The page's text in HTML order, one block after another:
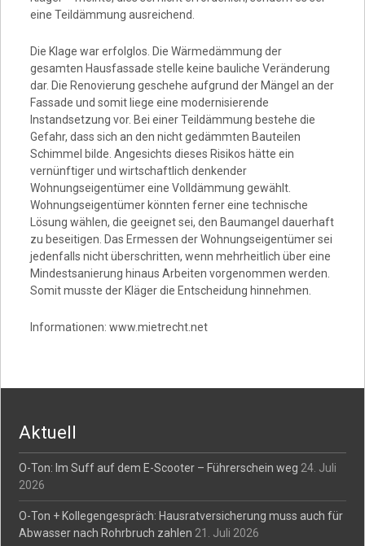
eine Teildämmung ausreichend.
Die Klage war erfolglos. Die Wärmedämmung der
gesamten Hausfassade stelle keine bauliche Veränderung
dar. Die Renovierung geschehe aufgrund der Mängel an der
Fassade und somit liege eine modernisierende
Instandsetzung vor. Bei einer Teildämmung bestehe die
Gefahr, dass sich an den nicht gedämmten Bauteilen
Schimmel bilde. Angesichts dieses Risikos hätte ein
vernünftiger und wirtschaftlich denkender
Wohnungseigentümer eine Volldämmung gewählt.
Wohnungseigentümer könnten ferner eine technische
Lösung wählen, die geeignet sei, den Baumangel dauerhaft
zu beseitigen. Das Ermessen der Wohnungseigentümer sei
jedenfalls nicht überschritten, wenn mehrheitlich über eine
Mindestsanierung hinaus Arbeiten vorgenommen werden.
Somit musste der Kläger die Entscheidung hinnehmen.
Informationen: www.mietrecht.net
Aktuell
O-Ton: Im Suff auf dem E-Scooter – Führerschein weg 24. Juli
2026
O-Ton + Kollegengespräch: Hausratversicherung muss auch für
Abwasser nach Rohrbruch zahlen 21. Juli 2026